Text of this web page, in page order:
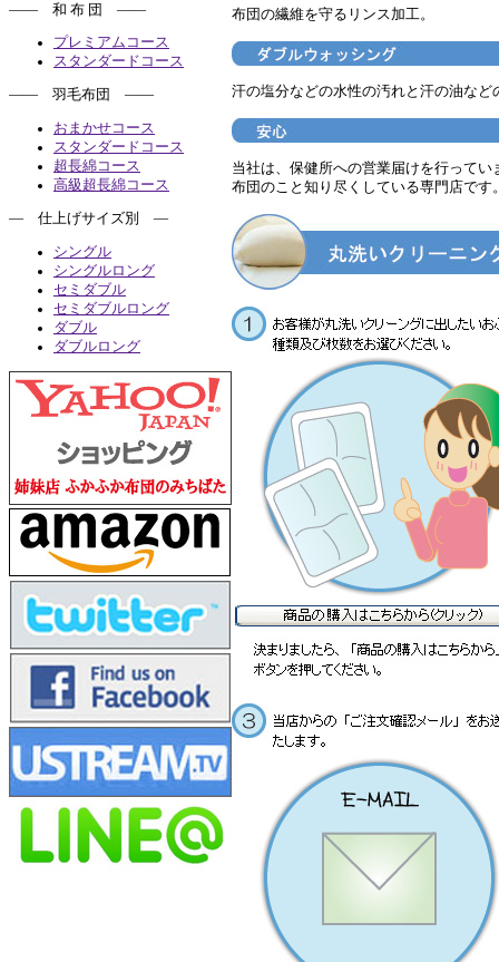
―― 和 布 団 ――
プレミアムコース
スタンダードコース
―― 羽毛布団 ――
おまかせコース
スタンダードコース
超長綿コース
高級超長綿コース
― 仕上げサイズ別 ―
シングル
シングルロング
セミダブル
セミダブルロング
ダブル
ダブルロング
布団の繊維を守るリンス加工。
汗の塩分などの水性の汚れと汗の油な
当社は、保健所への営業届けを行ってい
布団のこと知り尽くしている専門店です